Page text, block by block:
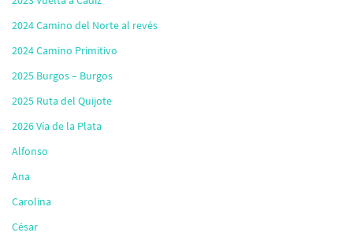
2024 Camino del Norte al revés
2024 Camino Primitivo
2025 Burgos – Burgos
2025 Ruta del Quijote
2026 Vía de la Plata
Alfonso
Ana
Carolina
César